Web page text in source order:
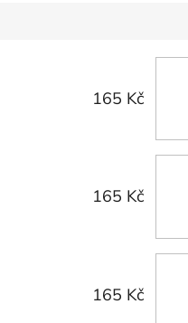
165 Kč
165 Kč
165 Kč